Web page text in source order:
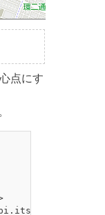
点にす